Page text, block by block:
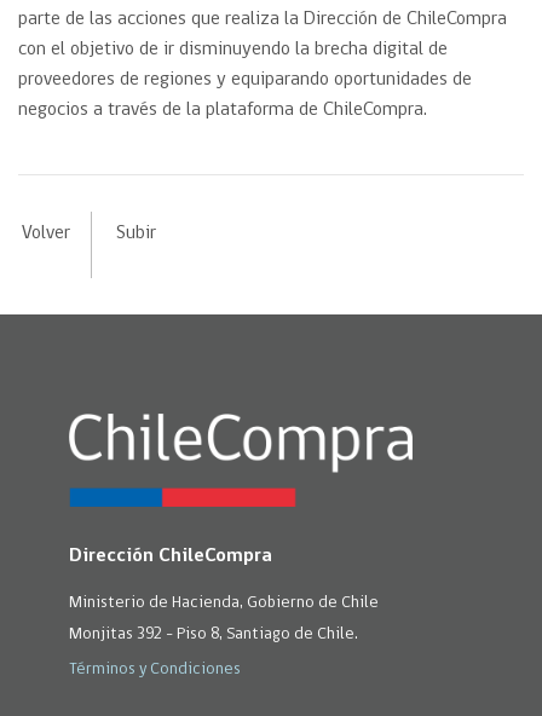
parte de las acciones que realiza la Dirección de ChileCompra
con el objetivo de ir disminuyendo la brecha digital de
proveedores de regiones y equiparando oportunidades de
negocios a través de la plataforma de ChileCompra.
Volver Subir
Dirección ChileCompra
Ministerio de Hacienda, Gobierno de Chile
Monjitas 392 - Piso 8, Santiago de Chile.
Términos y Condiciones